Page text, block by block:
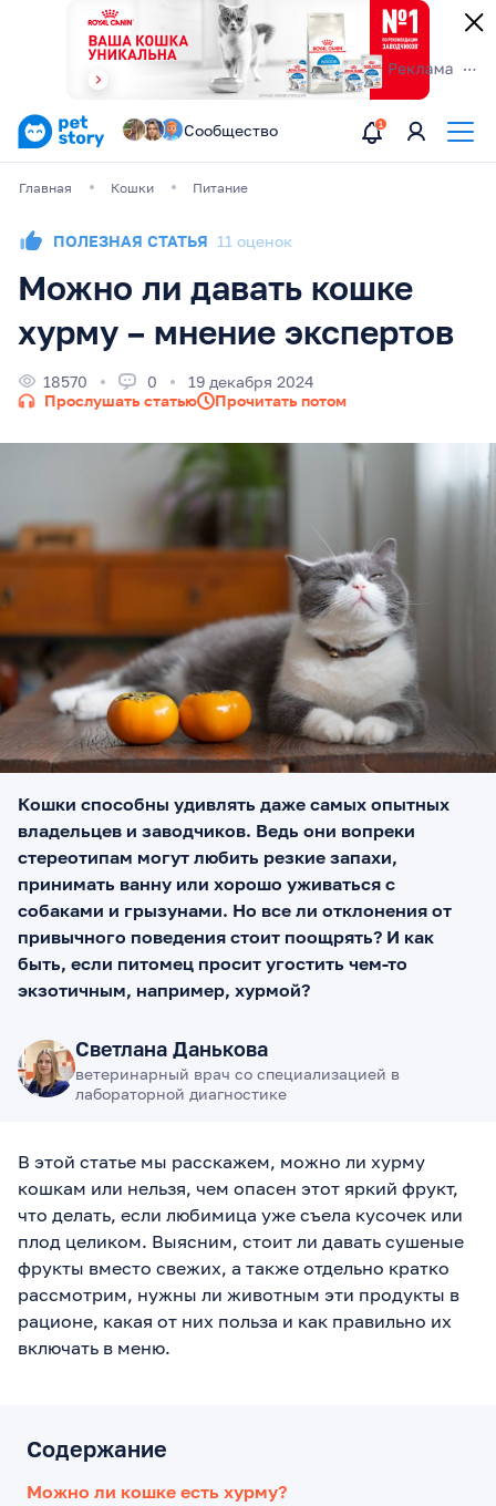
Сообщество
Главная Кошки Питание
ПОЛЕЗНАЯ СТАТЬЯ 11 оценок
Можно ли давать кошке
хурму – мнение экспертов
18570 0
19 декабря 2024
Прослушать статью
Прочитать потом
Кошки способны удивлять даже самых опытных
владельцев и заводчиков. Ведь они вопреки
стереотипам могут любить резкие запахи,
принимать ванну или хорошо уживаться с
собаками и грызунами. Но все ли отклонения от
привычного поведения стоит поощрять? И как
быть, если питомец просит угостить чем-то
экзотичным, например, хурмой?
Светлана Данькова
ветеринарный врач со специализацией в
лабораторной диагностике
В этой статье мы расскажем, можно ли хурму
кошкам или нельзя, чем опасен этот яркий фрукт,
что делать, если любимица уже съела кусочек или
плод целиком. Выясним, стоит ли давать сушеные
фрукты вместо свежих, а также отдельно кратко
рассмотрим, нужны ли животным эти продукты в
рационе, какая от них польза и как правильно их
включать в меню.
Содержание
Можно ли кошке есть хурму?